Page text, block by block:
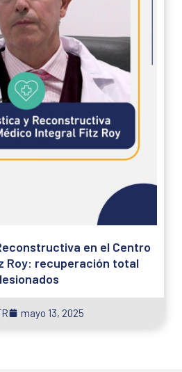
en el Centro
Roy: recuperación total
mayo 13, 2025